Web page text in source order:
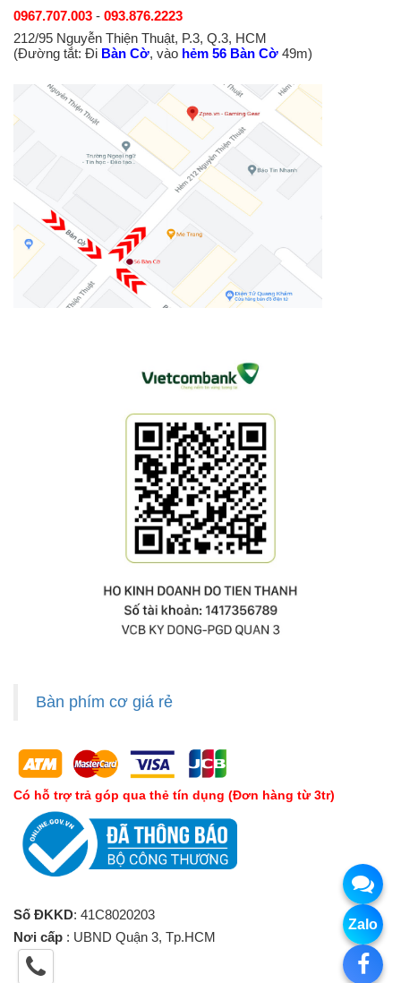
0967.707.003 - 093.876.2223
212/95 Nguyễn Thiện Thuật, P.3, Q.3, HCM
(Đường tắt: Đi Bàn Cờ, vào hẻm 56 Bàn Cờ 49m)
Bàn phím cơ giá rẻ
Có hỗ trợ trả góp qua thẻ tín dụng (Đơn hàng từ 3tr)
Số ĐKKD: 41C8020203
Nơi cấp : UBND Quận 3, Tp.HCM
Zalo